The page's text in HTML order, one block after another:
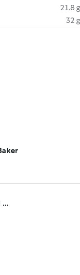
21.8 g
32 g